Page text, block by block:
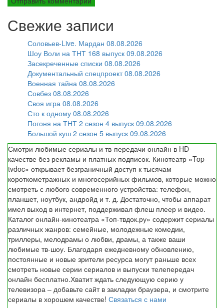
Свежие записи
Соловьев-Live. Мардан 08.08.2026
Шоу Воли на ТНТ 168 выпуск 09.08.2026
Засекреченные списки 08.08.2026
Документальный спецпроект 08.08.2026
Военная тайна 08.08.2026
Совбез 08.08.2026
Своя игра 08.08.2026
Сто к одному 08.08.2026
Погоня на ТНТ 2 сезон 4 выпуск 09.08.2026
Большой куш 2 сезон 5 выпуск 09.08.2026
Смотри любимые сериалы и тв-передачи онлайн в HD-
качестве без рекламы и платных подписок. Кинотеатр «Top-
tvdoc» открывает безграничный доступ к тысячам
короткометражных и многосерийных фильмов, которые можно
смотреть с любого современного устройства: телефон,
планшет, ноутбук, андройд и т. д. Достаточно, чтобы аппарат
имел выход в интернет, поддерживал флеш плеер и видео.
Каталог онлайн-кинотеатра «Топ-твдок.ру» содержит сериалы
различных жанров: семейные, молодежные комедии,
триллеры, мелодрамы о любви, драмы, а также ваши
любимые тв-шоу. Благодаря ежедневному обновлению,
постоянные и новые зрители ресурса могут раньше всех
смотреть новые серии сериалов и выпуски телепередач
онлайн бесплатно.Хватит ждать следующую серию у
телевизора – добавьте сайт в закладки браузера, и смотрите
сериалы в хорошем качестве! Связаться с нами